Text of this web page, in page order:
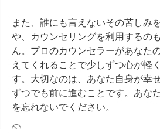
また、誰にも言えないその苦しみ
や、カウンセリングを利用するの
ん。プロのカウンセラーがあなた
えてくれることで少しずつ心が軽
す。大切なのは、あなた自身が幸
ずつでも前に進むことです。あな
を忘れないでください。